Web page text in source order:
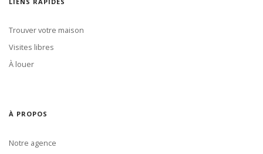
Trouver votre maison
Visites libres
À louer
À PROPOS
Notre agence